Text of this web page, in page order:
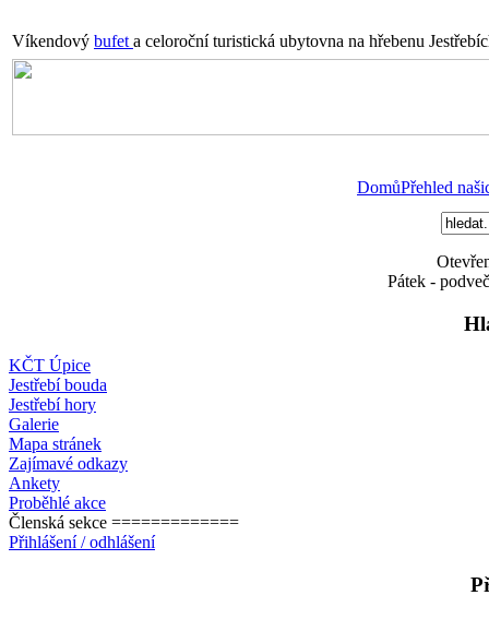
Víkendový bufet a celoroční turistická ubytovna na hřebenu
DomůPřehled
Pátek -
KČT Úpice
Jestřebí bouda
Jestřebí hory
Galerie
Mapa stránek
Zajímavé odkazy
Ankety
Proběhlé akce
Členská sekce =============
Přihlášení / odhlášení